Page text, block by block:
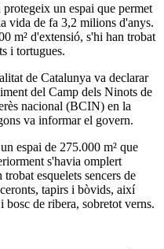
un espai que permet
vida de fa 3,2 milions d'anys.
m² d'extensió, s'hi han trobat
i tortugues.
de Catalunya va declarar
del Camp dels Ninots de
nacional (BCIN) en la
va informar el govern.
espai de 275.000 m² que
s'havia omplert
esquelets sencers de
tapirs i bòvids, així
de ribera, sobretot verns.